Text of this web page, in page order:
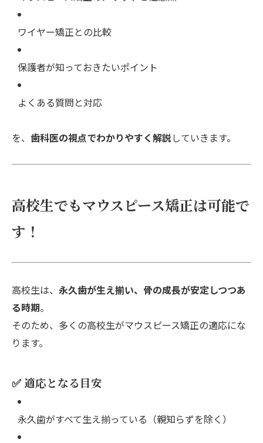
ワイヤー矯正との比較
保護者が知っておきたいポイント
よくある質問と対応
を、 歯科医の視点でわかりやすく解説していきます。
高校生でもマウスピース矯正は可能で
す！
高校生は、 永久歯が生え揃い、骨の成長が安定しつつあ
る時期。
そのため、多くの高校生がマウスピース矯正の適応にな
ります。
✅ 適応となる目安
永久歯がすべて生え揃っている（親知らずを除く）